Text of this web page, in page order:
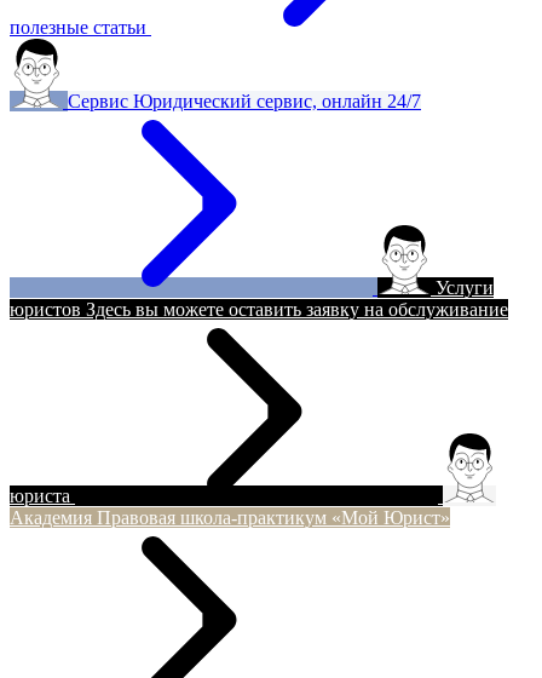
полезные статьи
Сервис Юридический сервис, онлайн 24/7
Услуги
юристов Здесь вы можете оставить заявку на обслуживание
юриста
Академия Правовая школа-практикум «Мой Юрист»